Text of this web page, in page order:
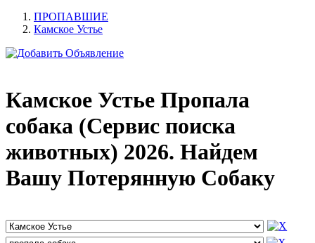
ПРОПАВШИЕ
Камское Устье
Камское Устье Пропала
собака (Сервис поиска
животных) 2026. Найдем
Вашу Потерянную Собаку